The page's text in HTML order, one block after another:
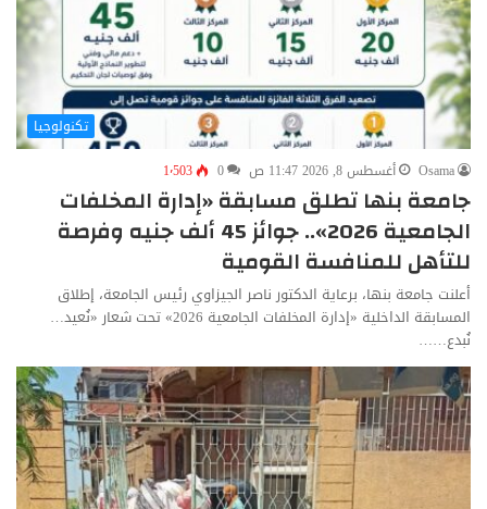
تكنولوجيا
Osama
أغسطس 8, 2026 11:47 ص 0 1٬503
جامعة بنها تطلق مسابقة «إدارة المخلفات
الجامعية 2026».. جوائز 45 ألف جنيه وفرصة
للتأهل للمنافسة القومية
أعلنت جامعة بنها، برعاية الدكتور ناصر الجيزاوي رئيس الجامعة، إطلاق
المسابقة الداخلية «إدارة المخلفات الجامعية 2026» تحت شعار «نُعيد…
نُبدع……